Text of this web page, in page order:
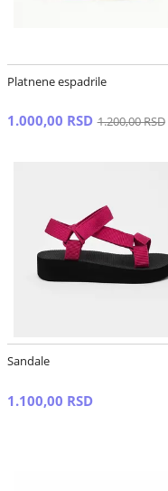
Platnene espadrile
1.000,00 RSD 1.200,00 RSD
Sandale
1.100,00 RSD